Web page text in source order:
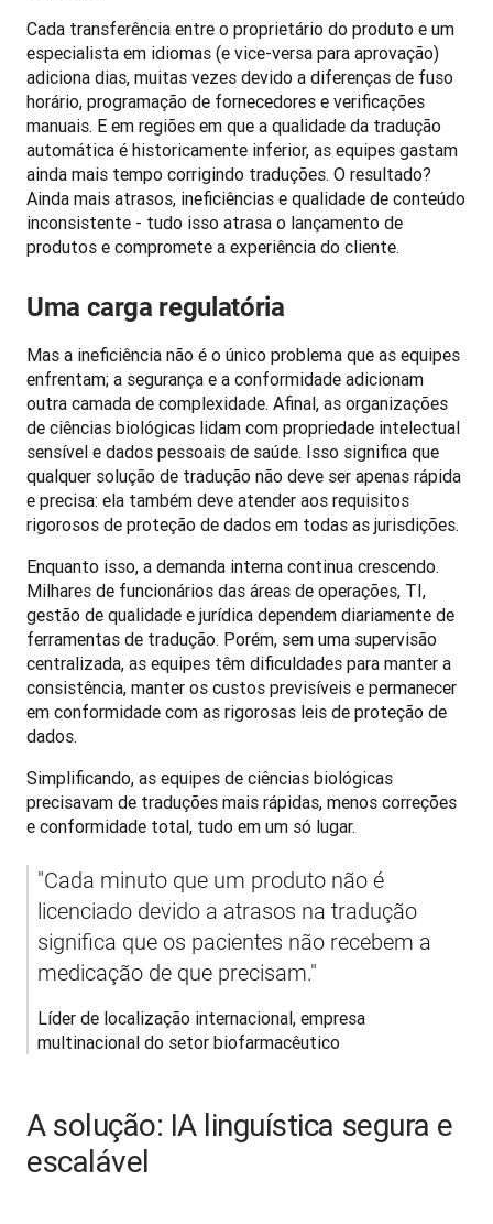
Cada transferência entre o proprietário do produto e um
especialista em idiomas (e vice-versa para aprovação)
adiciona dias, muitas vezes devido a diferenças de fuso
horário, programação de fornecedores e verificações
manuais. E em regiões em que a qualidade da tradução
automática é historicamente inferior, as equipes gastam
ainda mais tempo corrigindo traduções. O resultado?
Ainda mais atrasos, ineficiências e qualidade de conteúdo
inconsistente - tudo isso atrasa o lançamento de
produtos e compromete a experiência do cliente.
Uma carga regulatória
Mas a ineficiência não é o único problema que as equipes
enfrentam; a segurança e a conformidade adicionam
outra camada de complexidade. Afinal, as organizações
de ciências biológicas lidam com propriedade intelectual
sensível e dados pessoais de saúde. Isso significa que
qualquer solução de tradução não deve ser apenas rápida
e precisa: ela também deve atender aos requisitos
rigorosos de proteção de dados em todas as jurisdições.
Enquanto isso, a demanda interna continua crescendo.
Milhares de funcionários das áreas de operações, TI,
gestão de qualidade e jurídica dependem diariamente de
ferramentas de tradução. Porém, sem uma supervisão
centralizada, as equipes têm dificuldades para manter a
consistência, manter os custos previsíveis e permanecer
em conformidade com as rigorosas leis de proteção de
dados.
Simplificando, as equipes de ciências biológicas
precisavam de traduções mais rápidas, menos correções
e conformidade total, tudo em um só lugar.
"Cada minuto que um produto não é
licenciado devido a atrasos na tradução
significa que os pacientes não recebem a
medicação de que precisam."
Líder de localização internacional, empresa
multinacional do setor biofarmacêutico
A solução: IA linguística segura e
escalável